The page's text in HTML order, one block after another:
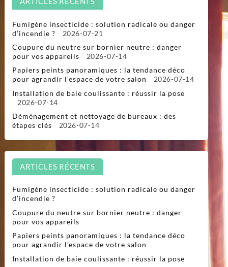
Fumigène insecticide : solution radicale ou danger
d’incendie ?
2026-07-21
Coupure du neutre sur bornier neutre : danger
pour vos appareils
2026-07-14
Papiers peints panoramiques : la tendance déco
pour agrandir l’espace de votre salon
2026-07-14
Installation de baie coulissante : réussir la pose
2026-07-14
Déménagement et nettoyage de bureaux : des
étapes clés
2026-07-14
ARTICLES RÉCENTS
Fumigène insecticide : solution radicale ou danger
d’incendie ?
Coupure du neutre sur bornier neutre : danger
pour vos appareils
Papiers peints panoramiques : la tendance déco
pour agrandir l’espace de votre salon
Installation de baie coulissante : réussir la pose